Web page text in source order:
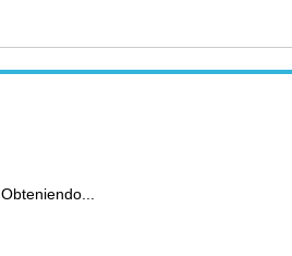
Obteniendo...